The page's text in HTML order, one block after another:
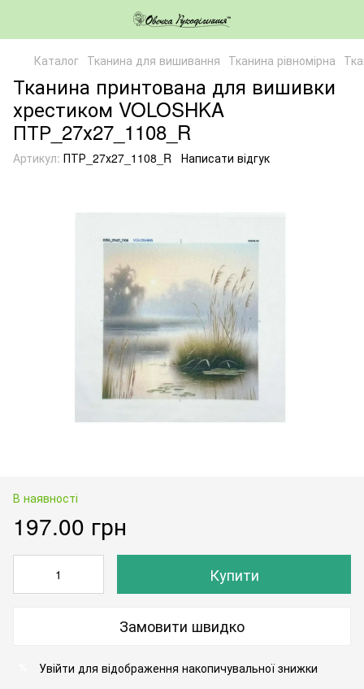
Каталог Тканина для вишивання Тканина рівномірна
Тканина принтована для вишивки
хрестиком VOLOSHKA
ПТР_27х27_1108_R
Артикул: ПТР_27х27_1108_R Написати відгук
В наявності
197.00 грн
Купити
Замовити швидко
Увійти для відображення накопичувальної знижки